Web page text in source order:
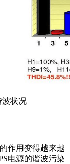
波状况
作用变得越来越
电源的谐波污染